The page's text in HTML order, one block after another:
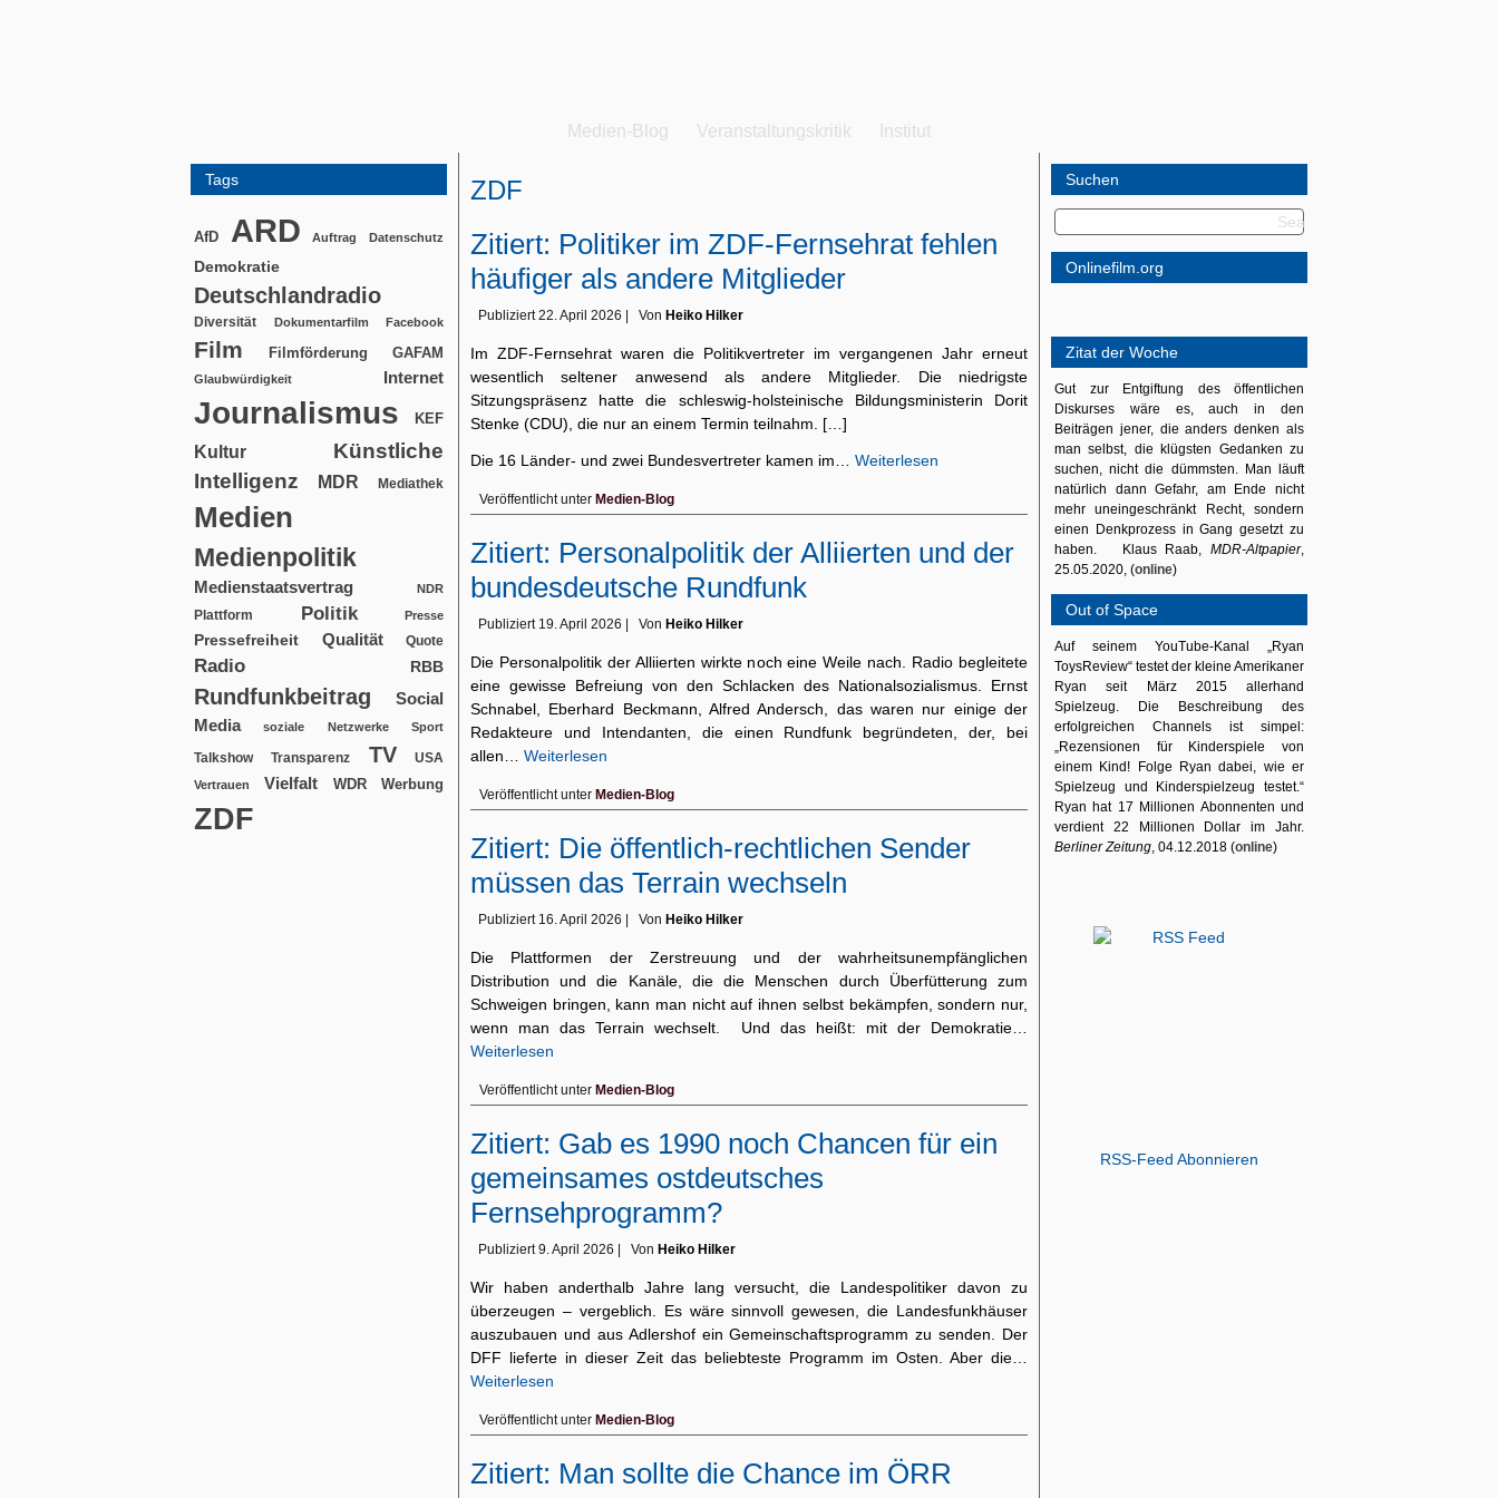
Medien-Blog Veranstaltungskritik Institut
Tags
AfD ARD Auftrag Datenschutz
Demokratie
Deutschlandradio
Diversität Dokumentarfilm Facebook
Film Filmförderung GAFAM
Glaubwürdigkeit Internet
Journalismus KEF
Kultur
Künstliche
Intelligenz
MDR Mediathek
Medien
Medienpolitik
Medienstaatsvertrag NDR
Plattform Politik Presse
Pressefreiheit Qualität Quote
Radio RBB
Rundfunkbeitrag
Social
Media
soziale Netzwerke Sport
Talkshow Transparenz TV USA
Vertrauen Vielfalt WDR Werbung
ZDF
ZDF
Zitiert: Politiker im ZDF-Fernsehrat fehlen
häufiger als andere Mitglieder
Publiziert 22. April 2026 Von Heiko Hilker
Im ZDF-Fernsehrat waren die Politikvertreter im vergangenen Jahr erneut
wesentlich seltener anwesend als andere Mitglieder. Die niedrigste
Sitzungspräsenz hatte die schleswig-holsteinische Bildungsministerin Dorit
Stenke (CDU), die nur an einem Termin teilnahm. […]
Die 16 Länder- und zwei Bundesvertreter kamen im… Weiterlesen
Veröffentlicht unter Medien-Blog
Zitiert: Personalpolitik der Alliierten und der
bundesdeutsche Rundfunk
Publiziert 19. April 2026 Von Heiko Hilker
Die Personalpolitik der Alliierten wirkte noch eine Weile nach. Radio begleitete
eine gewisse Befreiung von den Schlacken des Nationalsozialismus. Ernst
Schnabel, Eberhard Beckmann, Alfred Andersch, das waren nur einige der
Redakteure und Intendanten, die einen Rundfunk begründeten, der, bei
allen… Weiterlesen
Veröffentlicht unter Medien-Blog
Zitiert: Die öffentlich-rechtlichen Sender
müssen das Terrain wechseln
Publiziert 16. April 2026 Von Heiko Hilker
Die Plattformen der Zerstreuung und der wahrheitsunempfänglichen
Distribution und die Kanäle, die die Menschen durch Überfütterung zum
Schweigen bringen, kann man nicht auf ihnen selbst bekämpfen, sondern nur,
wenn man das Terrain wechselt. Und das heißt: mit der Demokratie…
Weiterlesen
Veröffentlicht unter Medien-Blog
Zitiert: Gab es 1990 noch Chancen für ein
gemeinsames ostdeutsches
Fernsehprogramm?
Publiziert 9. April 2026 Von Heiko Hilker
Wir haben anderthalb Jahre lang versucht, die Landespolitiker davon zu
überzeugen – vergeblich. Es wäre sinnvoll gewesen, die Landesfunkhäuser
auszubauen und aus Adlershof ein Gemeinschaftsprogramm zu senden. Der
DFF lieferte in dieser Zeit das beliebteste Programm im Osten. Aber die…
Weiterlesen
Veröffentlicht unter Medien-Blog
Zitiert: Man sollte die Chance im ÖRR
Suchen
Onlinefilm.org
Zitat der Woche
Gut zur Entgiftung des öffentlichen
Diskurses wäre es, auch in den
Beiträgen jener, die anders denken als
man selbst, die klügsten Gedanken zu
suchen, nicht die dümmsten. Man läuft
natürlich dann Gefahr, am Ende nicht
mehr uneingeschränkt Recht, sondern
einen Denkprozess in Gang gesetzt zu
haben. Klaus Raab, MDR-Altpapier,
25.05.2020, (online)
Out of Space
Auf seinem YouTube-Kanal „Ryan
ToysReview“ testet der kleine Amerikaner
Ryan seit März 2015 allerhand
Spielzeug. Die Beschreibung des
erfolgreichen Channels ist simpel:
„Rezensionen für Kinderspiele von
einem Kind! Folge Ryan dabei, wie er
Spielzeug und Kinderspielzeug testet.“
Ryan hat 17 Millionen Abonnenten und
verdient 22 Millionen Dollar im Jahr.
Berliner Zeitung, 04.12.2018 (online)
RSS-Feed Abonnieren